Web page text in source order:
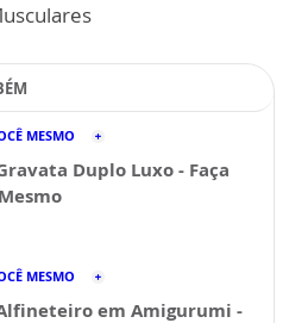
MESMO
Duplo Luxo - Faça
MESMO
em Amigurumi -